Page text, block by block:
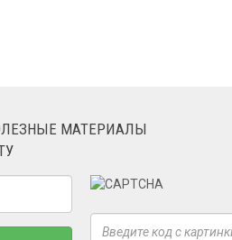
МАТЕРИАЛЫ